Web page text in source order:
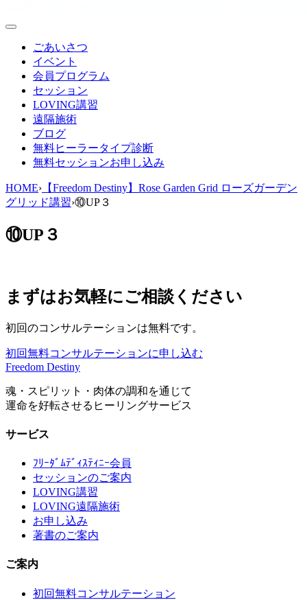
ごあいさつ
イベント
会員プログラム
セッション
LOVING講習
遠隔施術
ブログ
無料ヒーラータイプ診断
無料セッションお申し込み
HOME› 【Freedom Destiny】Rose Garden Grid ローズガーデン
グリッド講習›⑩UP３
⑩UP３
まずはお気軽にご相談ください
初回のコンサルテーションは無料です。
初回無料コンサルテーションに申し込む
Freedom Destiny
魂・スピリット・肉体の調和を通じて
運命を好転させるヒーリングサービス
サービス
ﾌﾘｰﾀﾞﾑﾃﾞｨｽﾃｨﾆｰ会員
セッションのご案内
LOVING講習
LOVING遠隔施術
お申し込み
著書のご案内
ご案内
初回無料コンサルテーション